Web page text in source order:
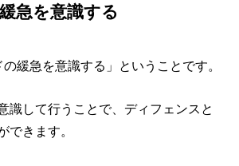
急を意識する
緩急を意識する」ということです。
識して行うことで、ディフェンスと
できます。